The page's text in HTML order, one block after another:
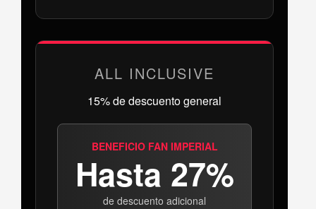
ALL INCLUSIVE
15% de descuento general
BENEFICIO FAN IMPERIAL
Hasta 27%
de descuento adicional